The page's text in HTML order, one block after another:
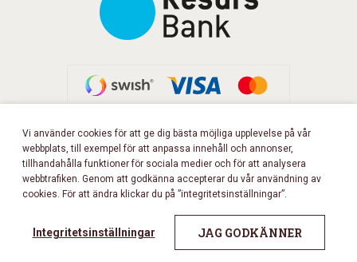
FÖLJ OSS PÅ FACEBOOK!
Vi använder cookies för att ge dig bästa möjliga upplevelse på vår
webbplats, till exempel för att anpassa innehåll och annonser,
tillhandahålla funktioner för sociala medier och för att analysera
webbtrafiken. Genom att godkänna accepterar du vår användning av
cookies. För att ändra klickar du på ”integritetsinställningar”.
Integritetsinställningar JAG GODKÄNNER